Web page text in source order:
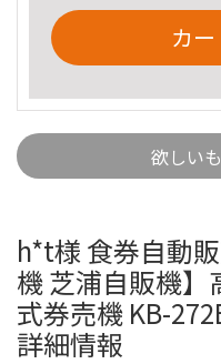
カ
欲しい
h*t様 食券自動
機 芝浦自販機】
式券売機 KB-
詳細情報